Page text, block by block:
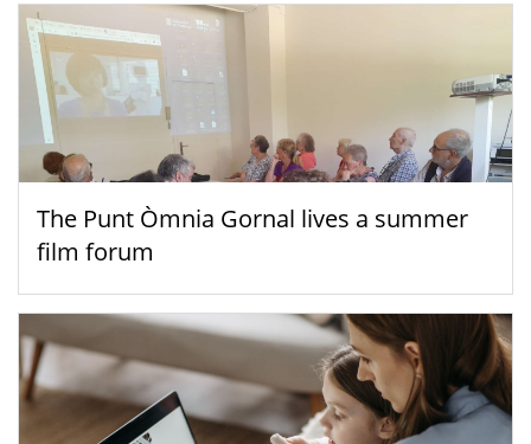
The Punt Òmnia Gornal lives a summer
film forum